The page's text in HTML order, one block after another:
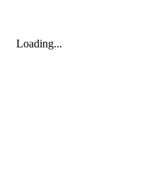
Loading...